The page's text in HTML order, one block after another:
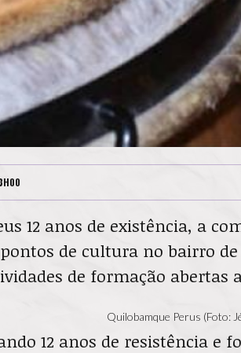
12 anos de existência, a
de cultura no bairro
de formação abertas
Quilobamque Perus (Foto:
12 anos de resistência